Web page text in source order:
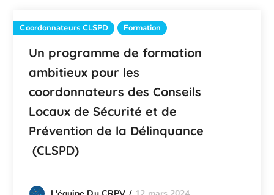
Coordonnateurs CLSPD Formation
Un programme de formation
ambitieux pour les
coordonnateurs des Conseils
Locaux de Sécurité et de
Prévention de la Délinquance
(CLSPD)